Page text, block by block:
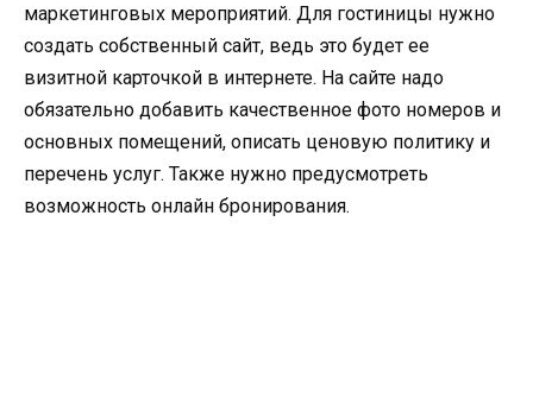
маркетинговых мероприятий. Для гостиницы нужно
создать собственный сайт, ведь это будет ее
визитной карточкой в интернете. На сайте надо
обязательно добавить качественное фото номеров и
основных помещений, описать ценовую политику и
перечень услуг. Также нужно предусмотреть
возможность онлайн бронирования.